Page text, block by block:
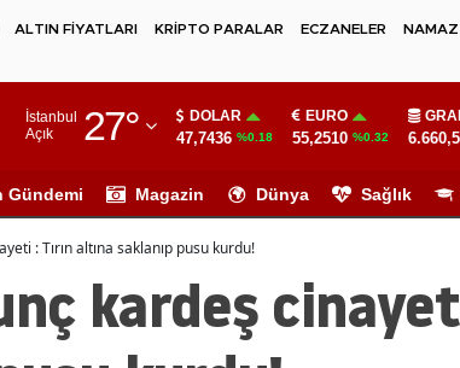
ALTIN FİYATLARI KRİPTO PARALAR ECZANELER
NAMAZ
İstanbul
Açık
27°
Adıyaman
Ağrı
Ankara
DOLAR
47,7436 %0.18
EURO
55,2510 %0.32
Gündemi Magazin Dünya Sağlık
: Tırın altına saklanıp pusu kurdu!
kardeş